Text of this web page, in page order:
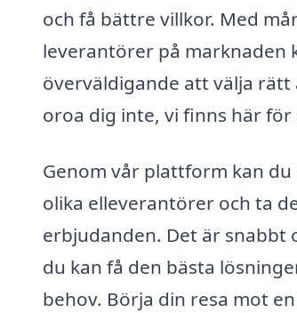
och få bättre villkor. Med
leverantörer på marknaden
överväldigande att välja rätt
oroa dig inte, vi finns här
Genom vår plattform kan
olika elleverantörer och ta
erbjudanden. Det är snabbt
du kan få den bästa
behov. Börja din resa mot